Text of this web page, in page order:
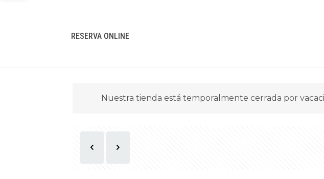
RESERVA ONLINE
Nuestra tienda está temporalmente cerrada por